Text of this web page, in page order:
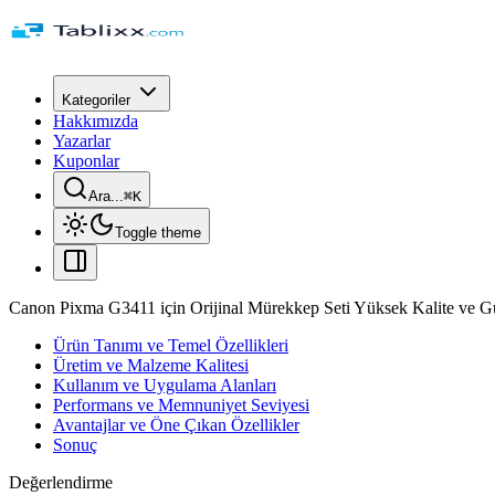
Kategoriler
Hakkımızda
Yazarlar
Kuponlar
Ara...⌘K
Toggle theme
Canon Pixma G3411 için Orijinal Mürekkep Seti Yüksek Kalite ve
Ürün Tanımı ve Temel Özellikleri
Üretim ve Malzeme Kalitesi
Kullanım ve Uygulama Alanları
Performans ve Memnuniyet Seviyesi
Avantajlar ve Öne Çıkan Özellikler
Sonuç
Değerlendirme